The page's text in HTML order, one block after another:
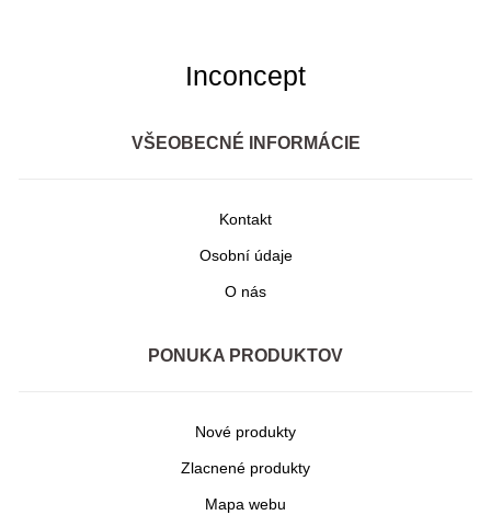
Inconcept
VŠEOBECNÉ INFORMÁCIE
Kontakt
Osobní údaje
O nás
PONUKA PRODUKTOV
Nové produkty
Zlacnené produkty
Mapa webu